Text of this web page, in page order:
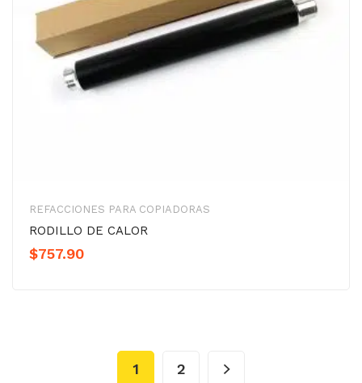
REFACCIONES PARA COPIADORAS
RODILLO DE CALOR
$757.90
1 2